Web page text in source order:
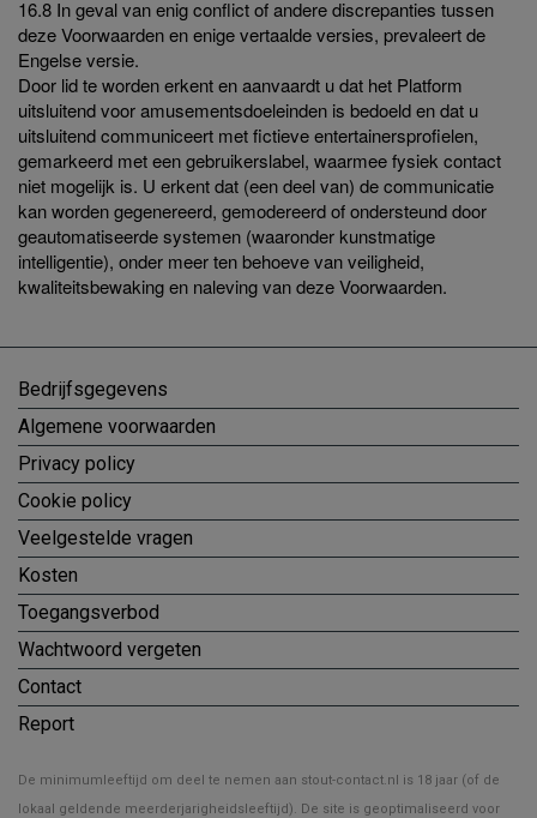
16.8 In geval van enig conflict of andere discrepanties tussen
deze Voorwaarden en enige vertaalde versies, prevaleert de
Engelse versie.
Door lid te worden erkent en aanvaardt u dat het Platform
uitsluitend voor amusementsdoeleinden is bedoeld en dat u
uitsluitend communiceert met fictieve entertainersprofielen,
gemarkeerd met een gebruikerslabel, waarmee fysiek contact
niet mogelijk is. U erkent dat (een deel van) de communicatie
kan worden gegenereerd, gemodereerd of ondersteund door
geautomatiseerde systemen (waaronder kunstmatige
intelligentie), onder meer ten behoeve van veiligheid,
kwaliteitsbewaking en naleving van deze Voorwaarden.
Bedrijfsgegevens
Algemene voorwaarden
Privacy policy
Cookie policy
Veelgestelde vragen
Kosten
Toegangsverbod
Wachtwoord vergeten
Contact
Report
De minimumleeftijd om deel te nemen aan stout-contact.nl is 18 jaar (of de
lokaal geldende meerderjarigheidsleeftijd). De site is geoptimaliseerd voor